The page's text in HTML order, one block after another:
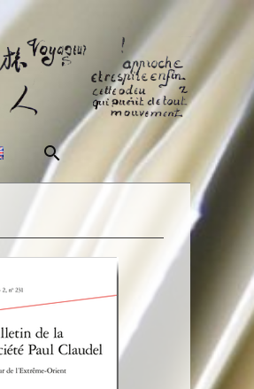
Rechercher